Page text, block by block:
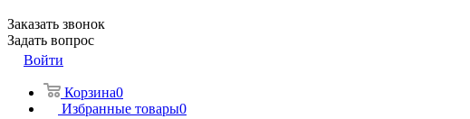
Заказать звонок
Задать вопрос
Войти
Корзина0
Избранные товары0